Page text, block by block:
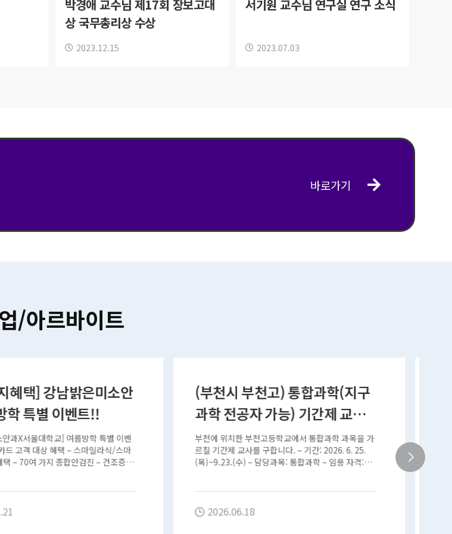
박경애 교수님 제17회 장보고대
상 국무총리상 수상
2023.12.15
서기원 교수님 연구실 연구 소식
2023.07.03
바로가기
/아르바이트
천고) 통합과학(지구
자 가능) 기간제 교사
부천고등학교에서 통합과학 과목을 가
사를 구합니다. – 기간: 2026. 6. 25.
) – 담당과목: 통합과학 – 임용 자격:…
(서울 당곡고)지구과학 기간제
교사 급구
2026.05.08
2026학년도 당곡고등학교 기간제교사 채용 계획을
다음과 같이 공고합니다. 1. 채용과목 및 기간 교 과
채용인원 채용기간 비고 지구과학…